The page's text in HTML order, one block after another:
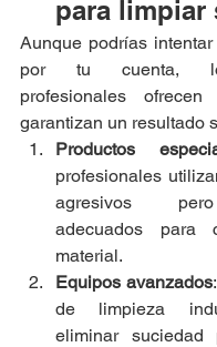
para limpiar
Aunque podrías
por tu cuenta,
profesionales
garantizan un resultado
Productos
profesionales
agresivos
adecuados para
material.
Equipos avanzados
de limpieza
eliminar suciedad